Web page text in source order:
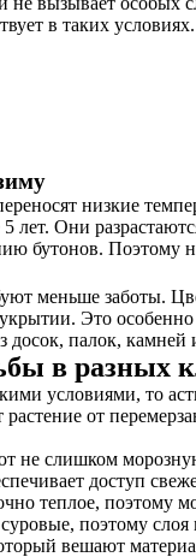
в таких
низкие
Они
бутонов. Поэтому
меньше заботы.
Это
досок, палок,
в разных
условиями, то
растение от
не слишком
доступ
теплое, поэтому
поэтому слоя
вешают